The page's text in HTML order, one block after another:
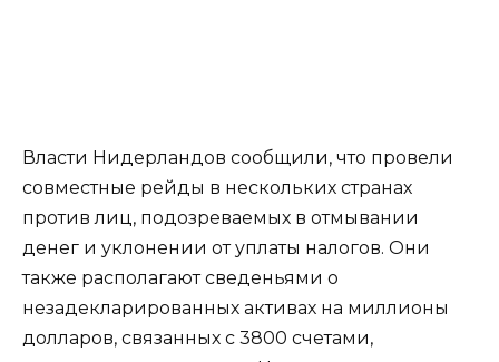
Власти Нидерландов сообщили, что провели
совместные рейды в нескольких странах
против лиц, подозреваемых в отмывании
денег и уклонении от уплаты налогов. Они
также располагают сведеньями о
незадекларированных активах на миллионы
долларов, связанных с 3800 счетами,